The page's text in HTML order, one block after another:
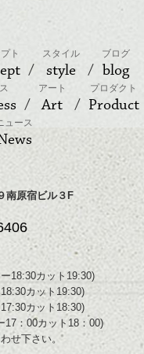
ト スタイル
style
ブログ
blog
アート
Art
プロダクト
Product
ュース
南原宿ビル３F
18:30カット19:30)
カット19:30)
カット18:30)
17：00カット18：00)
せ下さい。